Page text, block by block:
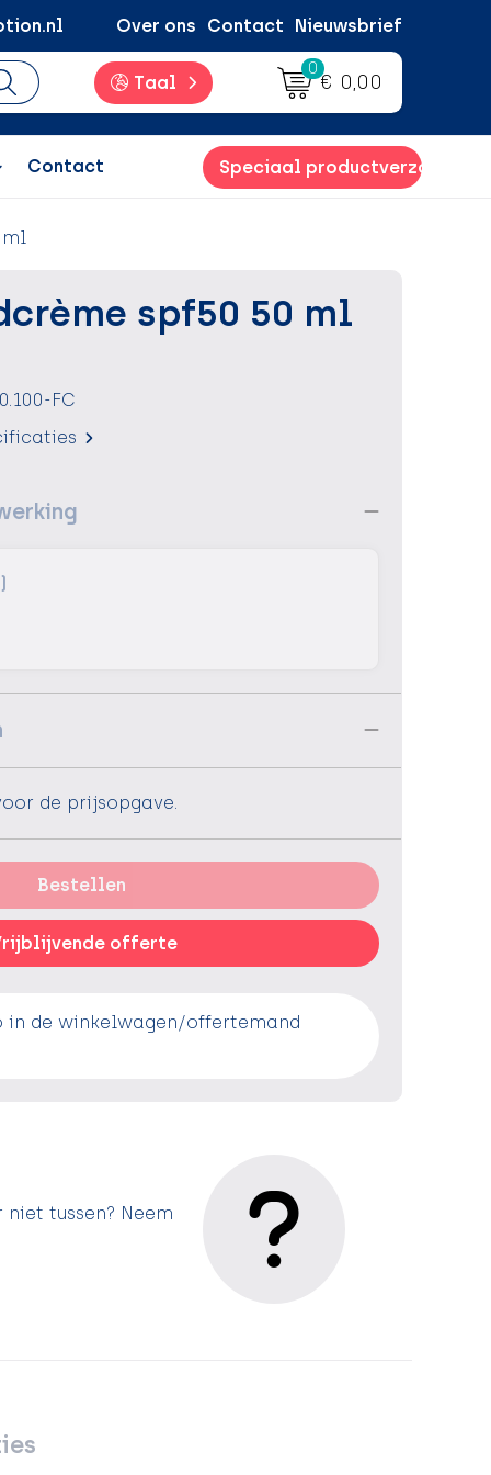
Over ons Contact Nieuwsbrief
Taal
0
€ 0,00
Contact Speciaal productverzoek
ml
spf50 50 ml
FC
de prijsopgave.
Bestellen
offerte
in de winkelwagen/offertemand
tussen? Neem